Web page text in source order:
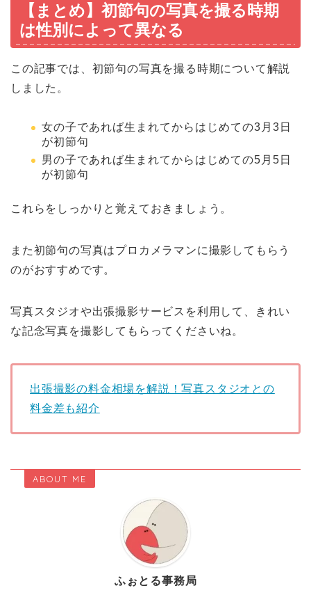
【まとめ】初節句の写真を撮る時期
は性別によって異なる
この記事では、初節句の写真を撮る時期について解説
しました。
女の子であれば生まれてからはじめての3月3日
が初節句
男の子であれば生まれてからはじめての5月5日
が初節句
これらをしっかりと覚えておきましょう。
また初節句の写真はプロカメラマンに撮影してもらう
のがおすすめです。
写真スタジオや出張撮影サービスを利用して、きれい
な記念写真を撮影してもらってくださいね。
出張撮影の料金相場を解説！写真スタジオとの
料金差も紹介
ABOUT ME
ふぉとる事務局